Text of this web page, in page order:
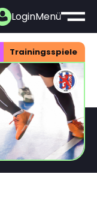
LoginMenü
Trainings­spiele